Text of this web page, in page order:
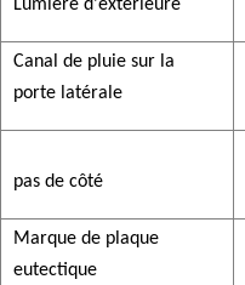
Lumière d'extérieure
Canal de pluie sur la
porte latérale
pas de côté
Marque de plaque
eutectique